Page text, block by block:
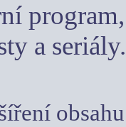
a seriály.